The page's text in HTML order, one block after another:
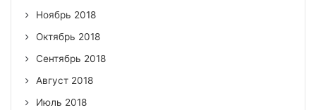
Ноябрь 2018
Октябрь 2018
Сентябрь 2018
Август 2018
Июль 2018